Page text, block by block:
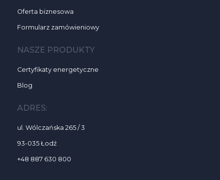
Oferta biznesowa
Formularz zamówieniowy
NASZE PRODUKTY
Certyfikaty energetyczne
Blog
ADRES:
ul. Wólczańska 265 / 3
93-035 Łodź
+48 887 630 800